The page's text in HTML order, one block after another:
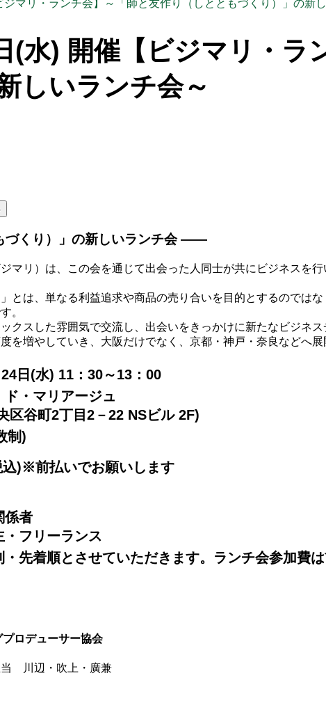
マリ・ランチ会】～「師と友作り（しとともづくり）」の新
(水) 開催【ビジマリ・ラ
しいランチ会～
くり）」の新しいランチ会 ――
マリ）は、この会を通じて出会った人同士が共にビジネスを行
とは、単なる利益追求や商品の売り合いを目的とするので
。
クスした雰囲気で交流し、出会いをきっかけに新たなビジネス
を増やしていき、大阪だけでなく、京都・神戸・奈良などへ展
日 (水) 11：30～13：00
ド・マリアージュ
区谷町2丁目2－22 NSビル 2F)
制)
込)※前払いでお願いします
係者
・フリーランス
・先着順とさせていただきます。ランチ会参加費
ロデューサー協会
当 川辺・吹上・廣兼